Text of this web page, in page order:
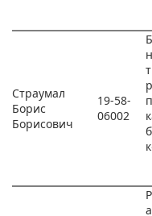
Страумал
Борис
Борисович
19-58-
06002